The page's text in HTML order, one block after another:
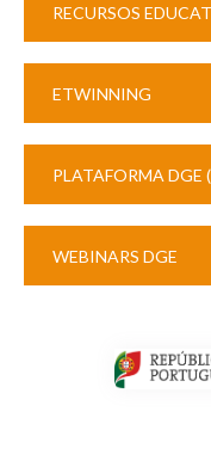
RECURSOS
ETWINNING
PLATAFORMA DGE
WEBINARS DGE